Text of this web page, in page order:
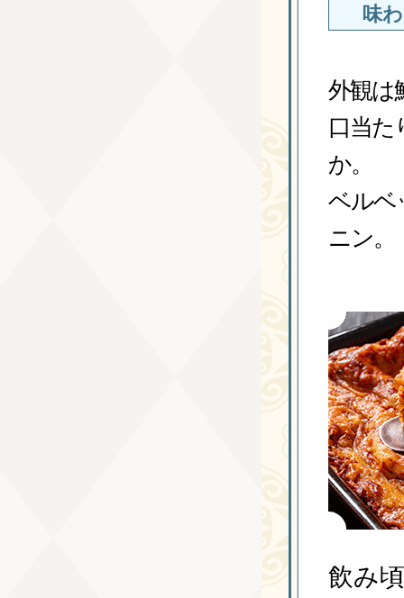
味
外観は
口当た
か。
ベルベ
ニン。
飲み